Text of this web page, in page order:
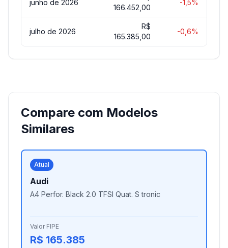
junho de 2026
166.452,00
-1,5%
julho de 2026
R$
165.385,00
-0,6%
Compare com Modelos
Similares
Atual
Audi
A4 Perfor. Black 2.0 TFSI Quat. S tronic
Valor FIPE
R$ 165.385